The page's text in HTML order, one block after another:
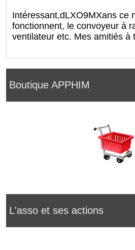
Boutique APPHIM
L'asso et ses actions
Intéressant,dLXO9MXans ce
fonctionnent, le convoyeur à
ventilateur etc. Mes amitiés